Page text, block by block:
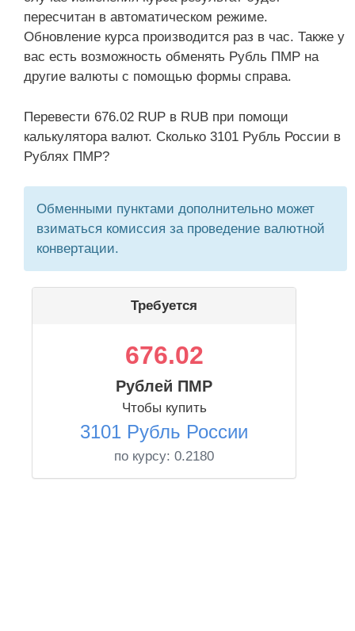
пересчитан в автоматическом режиме.
Обновление курса производится раз в час. Также у
вас есть возможность обменять Рубль ПМР на
другие валюты с помощью формы справа.
Перевести 676.02 RUP в RUB при помощи
калькулятора валют. Сколько 3101 Рубль России в
Рублях ПМР?
Обменными пунктами дополнительно может
взиматься комиссия за проведение валютной
конвертации.
Требуется
676.02
Рублей ПМР
Чтобы купить
3101 Рубль России
по курсу: 0.2180